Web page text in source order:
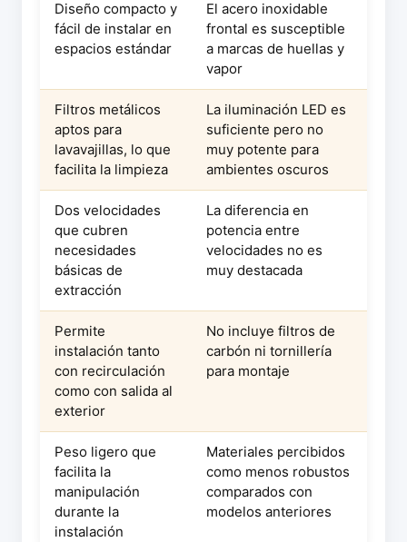
Diseño compacto y
fácil de instalar en
espacios estándar
El acero inoxidable
frontal es susceptible
a marcas de huellas y
vapor
Filtros metálicos
aptos para
lavavajillas, lo que
facilita la limpieza
La iluminación LED es
suficiente pero no
muy potente para
ambientes oscuros
Dos velocidades
que cubren
necesidades
básicas de
extracción
La diferencia en
potencia entre
velocidades no es
muy destacada
Permite
instalación tanto
con recirculación
como con salida al
exterior
No incluye filtros de
carbón ni tornillería
para montaje
Peso ligero que
facilita la
manipulación
durante la
instalación
Materiales percibidos
como menos robustos
comparados con
modelos anteriores